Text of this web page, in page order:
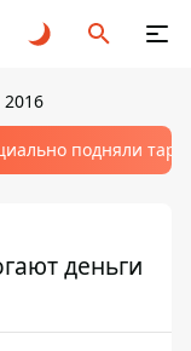
подняли
деньги